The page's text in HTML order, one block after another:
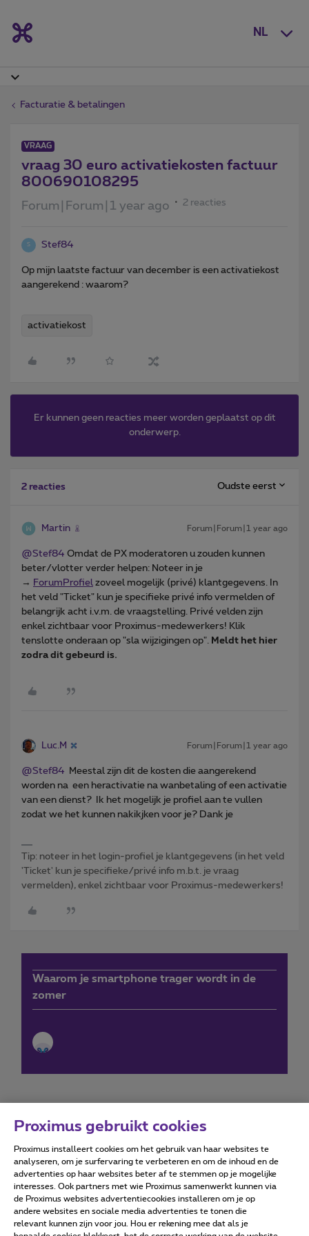
NL
Facturatie & betalingen
VRAAG
vraag 30 euro activatiekosten factuur
800690108295
Forum|Forum|1 year ago 2 reacties
S Stef84
Op mijn laatste factuur van december is een activatiekost
aangerekend : waarom?
activatiekost
Er kunnen geen reacties meer worden geplaatst op dit
onderwerp.
2 reacties Oudste eerst
Martin Forum|Forum|1 year ago
@Stef84 Omdat de PX moderatoren u zouden kunnen
beter/vlotter verder helpen: Noteer in je
→ ForumProfiel zoveel mogelijk (privé) klantgegevens. In
het veld "Ticket" kun je specifieke privé info vermelden of
belangrijk acht i.v.m. de vraagstelling. Privé velden zijn
enkel zichtbaar voor Proximus-medewerkers! Klik
tenslotte onderaan op "sla wijzigingen op".
Meldt het hier
zodra dit gebeurd is.
Luc.M Forum|Forum|1 year ago
@Stef84 Meestal zijn dit de kosten die aangerekend
worden na een heractivatie na wanbetaling of een activatie
van een dienst? Ik het mogelijk je profiel aan te vullen
zodat we het kunnen nakikjken voor je? Dank je
Tip: noteer in het login-profiel je klantgegevens (in het veld
'Ticket' kun je specifieke/privé info m.b.t. je vraag
vermelden), enkel zichtbaar voor Proximus-medewerkers!
Waarom je smartphone trager wordt in de
zomer
Forumvoorwaarden Accessibility statement
Alle rechten voorbehouden. © Proximus
Proximus gebruikt cookies
Proximus installeert cookies om het gebruik van haar websites te
analyseren, om je surfervaring te verbeteren en om de inhoud en de
advertenties op haar websites beter af te stemmen op je mogelijke
interesses. Ook partners met wie Proximus samenwerkt kunnen via
de Proximus websites advertentiecookies installeren om je op
andere websites en sociale media advertenties te tonen die
relevant kunnen zijn voor jou. Hou er rekening mee dat als je